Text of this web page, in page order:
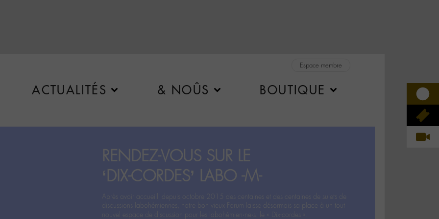
Espace membre
ACTUALITÉS & NOÛS BOUTIQUE
RENDEZ-VOUS SUR LE
‘DIX-CORDES’ LABO -M-
Après avoir accueilli depuis octobre 2015 des centaines et des centaines de sujets de
discussions labohémiennes, notre bon vieux Forum laisse désormais sa place à un tout
nouvel espace de discussion pour les labohémien‧ne‧s: le « Dix-cordes ».